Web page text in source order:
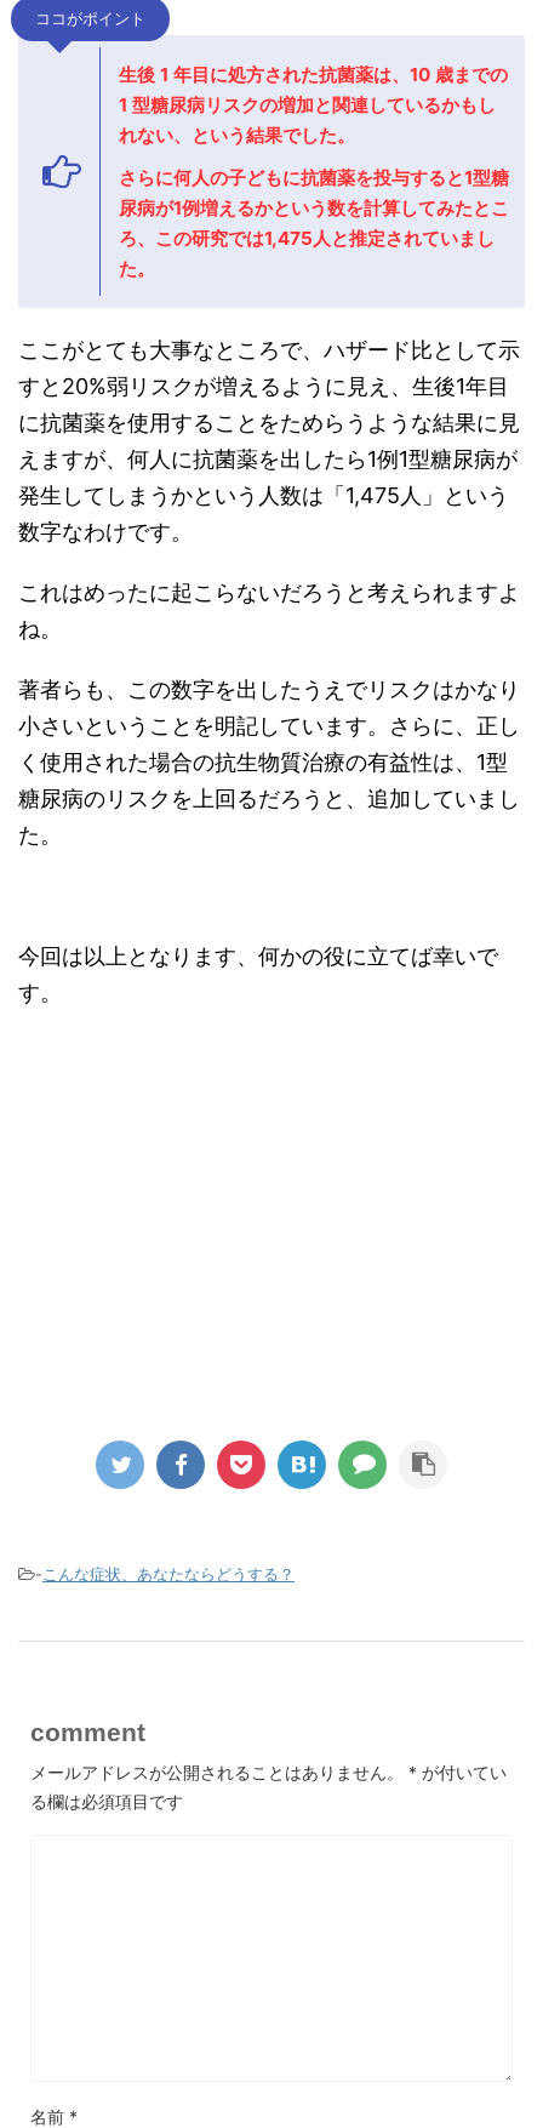
ココがポイント
生後 1 年目に処方された抗菌薬は、10 歳までの
1 型糖尿病リスクの増加と関連しているかもし
れない、という結果でした。
さらに何人の子どもに抗菌薬を投与すると1型糖
尿病が1例増えるかという数を計算してみたとこ
ろ、 この研究では1,475人と推定されていまし
た。
ここがとても大事なところで、ハザード比として示
すと20%弱リスクが増えるように見え、生後1年目
に抗菌薬を使用することをためらうような結果に見
えますが、何人に抗菌薬を出したら1例1型糖尿病が
発生してしまうかという人数は「1,475人」という
数字なわけです。
これはめったに起こらないだろうと考えられますよ
ね。
著者らも、この数字を出したうえでリスクはかなり
小さいということを明記しています。さらに、正し
く使用された場合の抗生物質治療の有益性は、1型
糖尿病のリスクを上回るだろうと、追加していまし
た。
今回は以上となります、何かの役に立てば幸いで
す。
- こんな症状、あなたならどうする？
comment
メールアドレスが公開されることはありません。 * が付いてい
る欄は必須項目です
名前 *